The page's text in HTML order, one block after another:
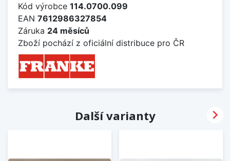
Kód výrobce 114.0700.099
EAN 7612986327854
Záruka 24 měsíců
Zboží pochází z oficiální distribuce pro ČR
Další varianty 